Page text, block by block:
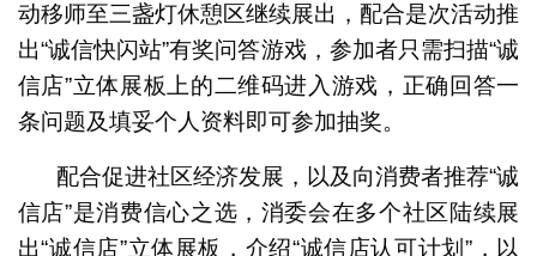
“诚信店”活动移师三盏灯休憩区
动移师至三盏灯休憩区继续展出，配合是次活动推
出“诚信快闪站”有奖问答游戏，参加者只需扫描“诚
信店”立体展板上的二维码进入游戏，正确回答一
条问题及填妥个人资料即可参加抽奖。
配合促进社区经济发展，以及向消费者推荐“诚
信店”是消费信心之选，消委会在多个社区陆续展
出“诚信店”立体展板，介绍“诚信店认可计划”，以